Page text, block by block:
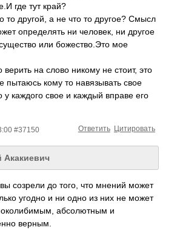
где тут край?
то другой, а не что то другое? Смысл
определять ни человек, ни другое
или божество.Это мое
верить на слово никому не стоит, это
пытаюсь кому то навязывать свое
у каждого свое и каждый вправе его
#37150 Цитировать
Ответить
Акакиевич
созрели до того, что мнений может
угодно и ни одно из них не может
абсолютным и
верным.